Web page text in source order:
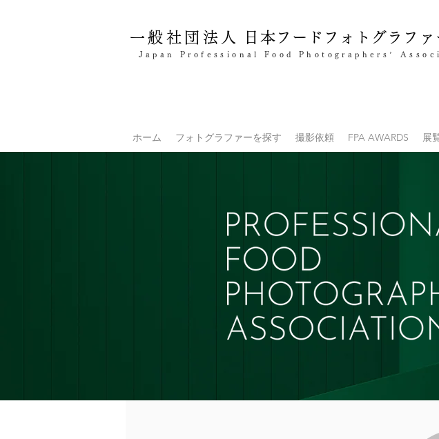
一般社団法人 日本フードフォトグラフ
Japan Professional Food Photographers’
ホーム フォトグラファーを探す 撮影依頼 FPA AWARDS 展